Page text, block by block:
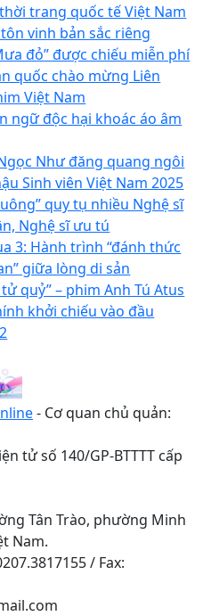
trang quốc tế Việt Nam
vinh bản sắc riêng
đỏ” được chiếu miễn phí
quốc chào mừng Liên
Việt Nam
ngữ độc hại khoác áo âm
Như đăng quang ngôi
Sinh viên Việt Nam 2025
quy tụ nhiều Nghệ sĩ
Nghệ sĩ ưu tú
3: Hành trình “đánh thức
giữa lòng di sản
quỷ” – phim Anh Tú Atus
khởi chiếu vào đầu
- Cơ quan chủ quản:
tử số 140/GP-BTTTT cấp
Tân Trào, phường Minh
Nam.
/ Fax: